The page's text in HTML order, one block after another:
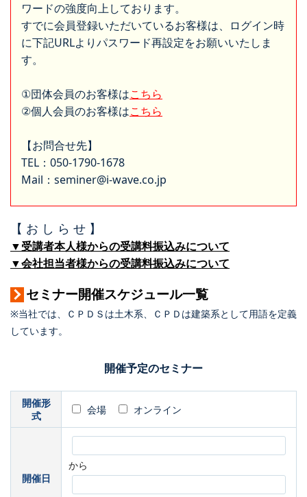
ワードの強度向上しております。
すでに会員登録いただいているお客様は、ログイン時
に下記URLよりパスワード再設定をお願いいたしま
す。
①団体会員のお客様はこちら
②個人会員のお客様はこちら
【お問合せ先】
TEL：050-1790-1678
Mail：seminer@i-wave.co.jp
【 お し ら せ 】
▼受講者本人様からの受講料振込みについて
▼会社担当者様からの受講料振込みについて
セミナー開催スケジュール一覧
※当社では、ＣＰＤＳは土木系、ＣＰＤは建築系として用語を定義
しています。
開催予定のセミナー
開催形
式
会場 オンライン
開催日
から